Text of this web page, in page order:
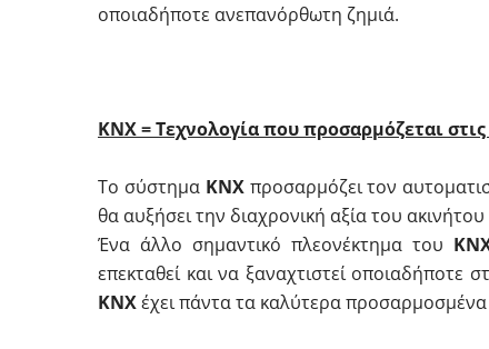
οποιαδήποτε ανεπανόρθωτη ζημιά.
ΚΝΧ = Τεχνολογία που προσαρμόζεται
Το σύστημα ΚΝΧπροσαρμόζει τον
θα αυξήσει την διαχρονική αξία του
Ένα άλλο σημαντικό πλεονέκτημα του
επεκταθεί και να ξαναχτιστεί οποιαδήποτε
KNXέχει πάντα τα καλύτερα προσαρμοσμένα